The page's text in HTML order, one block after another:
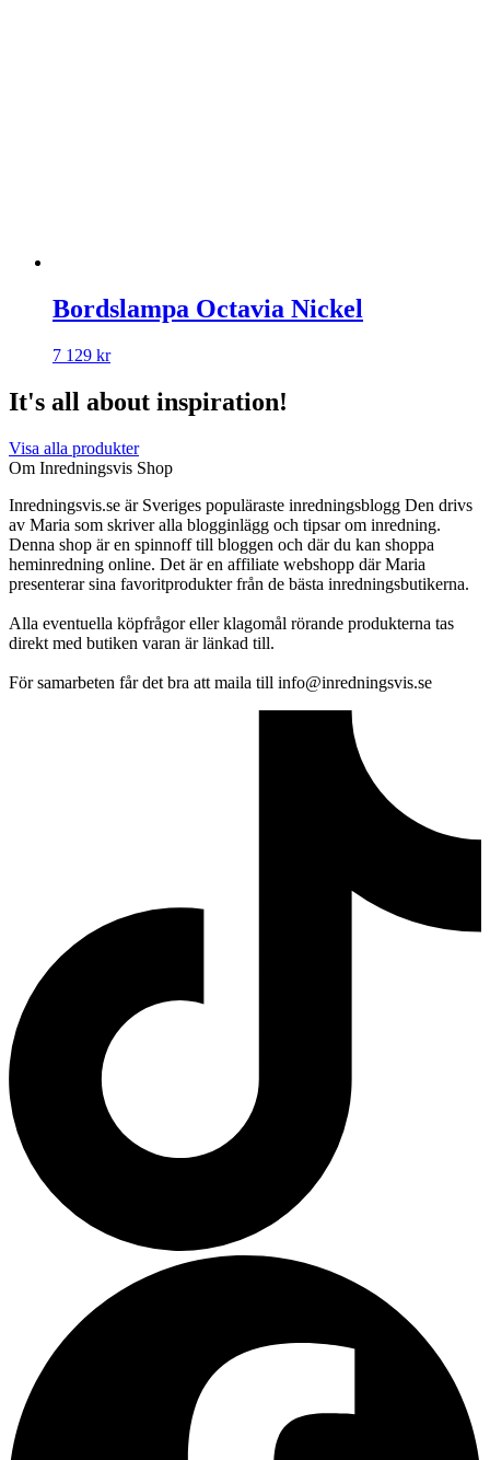
Bordslampa Octavia Nickel
7 129 kr
It's all about inspiration!
Visa alla produkter
Om Inredningsvis Shop
Inredningsvis.se är Sveriges populäraste inredningsblogg Den drivs
av Maria som skriver alla blogginlägg och tipsar om inredning.
Denna shop är en spinnoff till bloggen och där du kan shoppa
heminredning online. Det är en affiliate webshopp där Maria
presenterar sina favoritprodukter från de bästa inredningsbutikerna.
Alla eventuella köpfrågor eller klagomål rörande produkterna tas
direkt med butiken varan är länkad till.
För samarbeten får det bra att maila till info@inredningsvis.se